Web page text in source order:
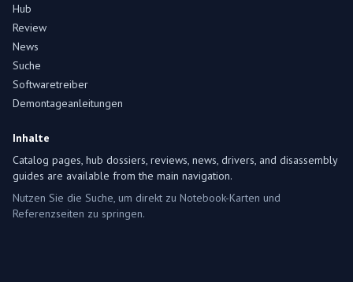
Hub
Review
News
Suche
Softwaretreiber
Demontageanleitungen
Inhalte
Catalog pages, hub dossiers, reviews, news, drivers, and disassembly
guides are available from the main navigation.
Nutzen Sie die Suche, um direkt zu Notebook-Karten und
Referenzseiten zu springen.